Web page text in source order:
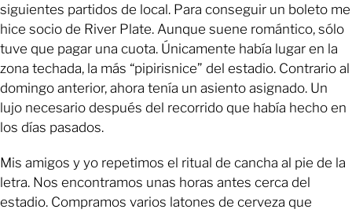
siguientes partidos de local. Para conseguir un boleto me
hice socio de River Plate. Aunque suene romántico, sólo
tuve que pagar una cuota. Únicamente había lugar en la
zona techada, la más “pipirisnice” del estadio. Contrario al
domingo anterior, ahora tenía un asiento asignado. Un
lujo necesario después del recorrido que había hecho en
los días pasados.
Mis amigos y yo repetimos el ritual de cancha al pie de la
letra. Nos encontramos unas horas antes cerca del
estadio. Compramos varios latones de cerveza que